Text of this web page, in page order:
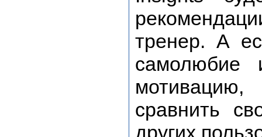
тренер. А
самолюбие
сравнить
других